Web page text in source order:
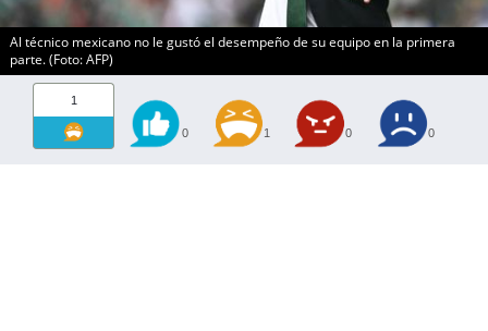
Al técnico mexicano no le gustó el desempeño de su equipo en la primera
parte. (Foto: AFP)
1
0 1 0 0